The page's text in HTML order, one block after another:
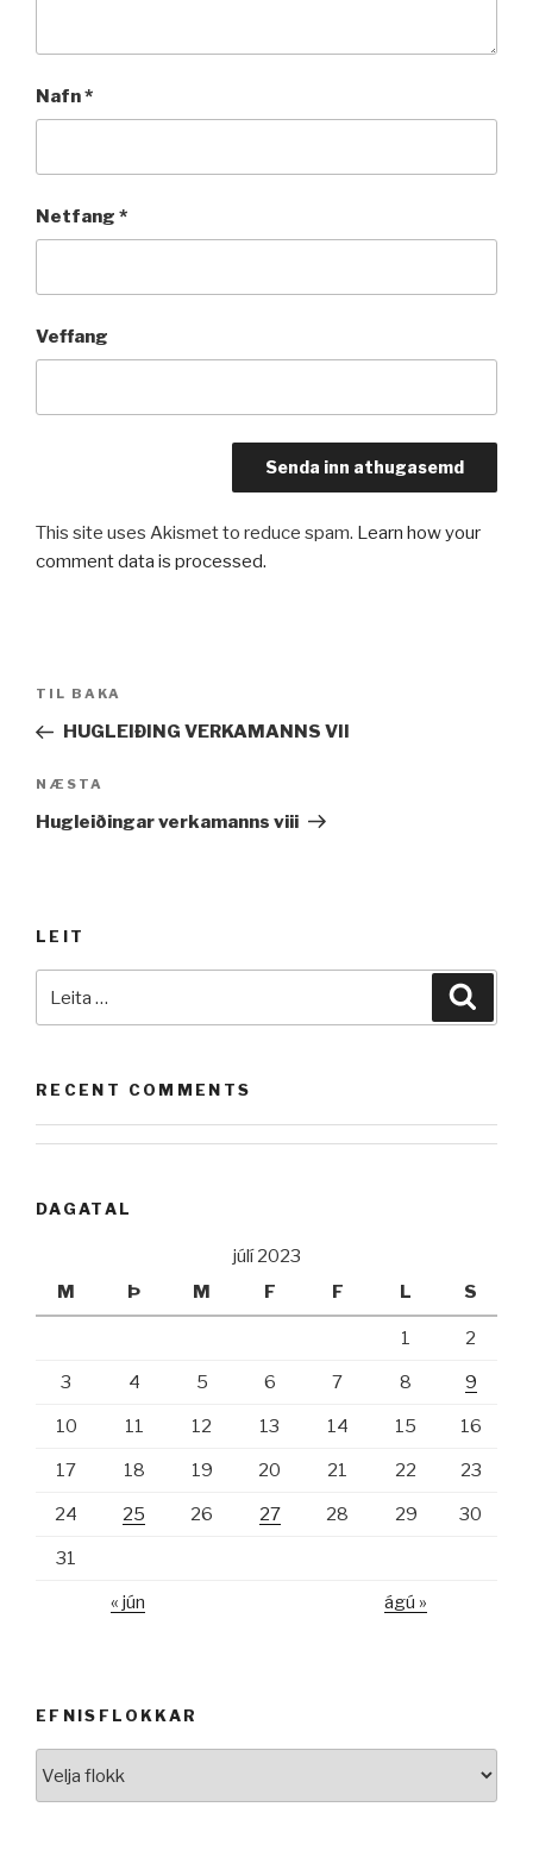
Nafn*
Netfang *
Veffang
This site uses Akismet to reduce spam. Learn how your
comment data is processed.
Fyrri
færsla
TIL BAKA
HUGLEIÐING VERKAMANNS VII
Næsta
færsla
NÆSTA
Hugleiðingar verkamanns viii
LEIT
að:
RECENT COMMENTS
DAGATAL
júlí 2023
M
Þ M F F L S
1 2
3 4 5 6 7 8 9
10 11 12 13 14 15 16
17 18 19 20 21 22 23
24 25 26 27 28 29 30
31
« jún ágú »
EFNISFLOKKAR